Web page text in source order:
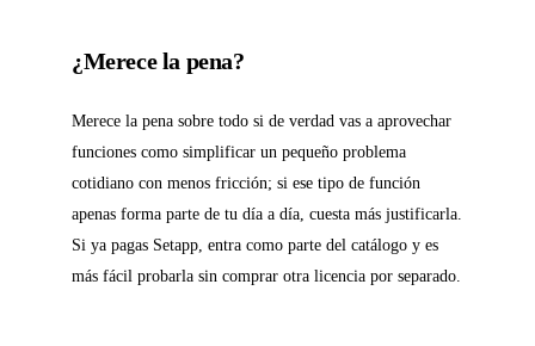
¿Merece la pena?
Merece la pena sobre todo si de verdad vas a aprovechar
funciones como simplificar un pequeño problema
cotidiano con menos fricción; si ese tipo de función
apenas forma parte de tu día a día, cuesta más justificarla.
Si ya pagas Setapp, entra como parte del catálogo y es
más fácil probarla sin comprar otra licencia por separado.